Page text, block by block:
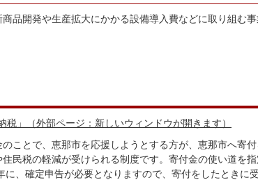
品開発や生産拡大にかかる設備導入費などに取り組む
」（外部ページ：新しいウィンドウが開きます）
ことで、恵那市を応援しようとする方が、恵那市へ寄付
民税の軽減が受けられる制度です。寄付金の使い道を
に、確定申告が必要となりますので、寄付をしたときに